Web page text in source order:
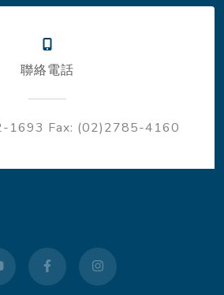
聯絡電話
1693 Fax: (02)2785-4160
youtube facebookinstagram